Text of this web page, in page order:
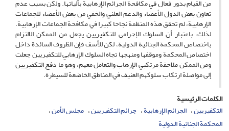
من القيام بدور فعال في مكافحة الجرائم الإرهابية بآلياتها. ولكن بسبب عدم
تعاون بعض الدول الأعضاء والدعم العلني والخفي من بعض الأعضاء للجماعات
الإرهابية، لم تحقق هذه المنظمة نجاحا كبيرا في مكافحة الجماعات الإرهابية.
لذلك، باعتبار أن السلوك الإجرامي للتكفيريين يجعل من الممكن الالتزام
باختصاص المحكمة الجنائية الدولية، لكن للأسف فإن الظروف السائدة داخل
اختصاص المحكمة وموقفها ومنهجها تجاه السلوك الإرهابي للتكفيريين جعلت
ومن الممكن ملاحقة مرتكبي الإرهاب والتعامل معهم، وهو ما دفع التكفيريين
إلى مواصلة ارتكاب سلوكهم العنيف في المناطق الخاضعة للسيطرة.
الكلمات الرئيسية
التکفيريين الجرائم الإرهابية جرائم التکفيريين مجلس الأمن
المحكمة الجنائية الدولية